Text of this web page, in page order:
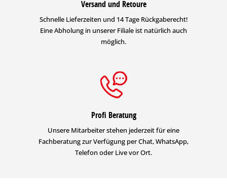
Versand und Retoure
Schnelle Lieferzeiten und 14 Tage Rückgaberecht!
Eine Abholung in unserer Filiale ist natürlich auch
möglich.
Profi Beratung
Unsere Mitarbeiter stehen jederzeit für eine
Fachberatung zur Verfügung per Chat, WhatsApp,
Telefon oder Live vor Ort.